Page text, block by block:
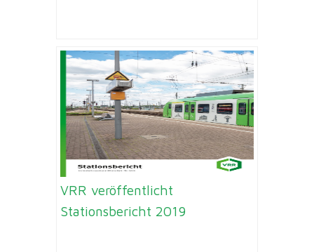
VRR veröffentlicht
Stationsbericht 2019